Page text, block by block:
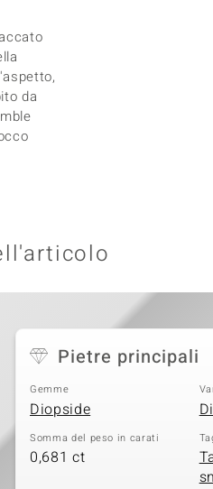
da
Pietre principali
Gemme
Diopside
Somma del peso in carati
0,681 ct